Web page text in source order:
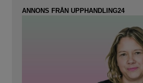
ANNONS FRÅN UPPHANDLING24